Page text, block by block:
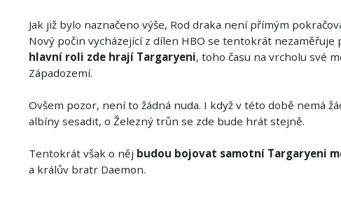
Jak již bylo naznačeno výše, Rod draka není přímým
Nový počin vycházející z dílen HBO se tentokrát
hlavní roli zde hrají Targaryeni, toho času na vrcholu své
Západozemí.
Ovšem pozor, není to žádná nuda. I když v této době nemá
albíny sesadit, o Železný trůn se zde bude hrát stejně.
Tentokrát však o něj budou bojovat samotní Targaryeni
a králův bratr Daemon.